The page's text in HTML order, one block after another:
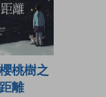
桃樹之
離